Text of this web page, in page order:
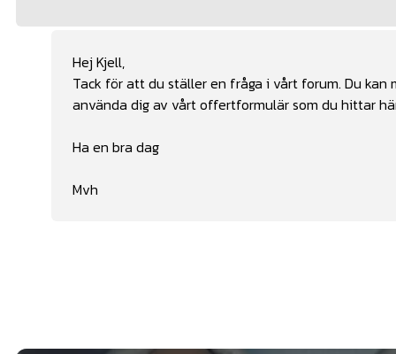
Hej Kjell,
Tack för att du ställer en fråga i vårt forum. Du kan
använda dig av vårt offertformulär som du hittar
Ha en bra dag
Mvh